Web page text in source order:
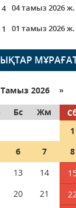
АРҚЫЛЫ ҚАЛАЙ
ж. 268
ж. 151
Қазақстан
дауыс бере
04 тамыз 2026 ж.
01 тамыз 2026 ж.
2026 »
Бс Жм
1
6 7 8
13 14
20 21 22